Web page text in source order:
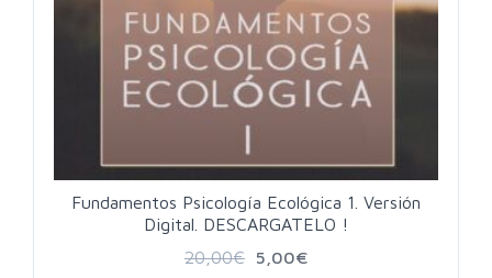
Fundamentos Psicología Ecológica 1. Versión
Digital. DESCARGATELO !
20,00€ 5,00€